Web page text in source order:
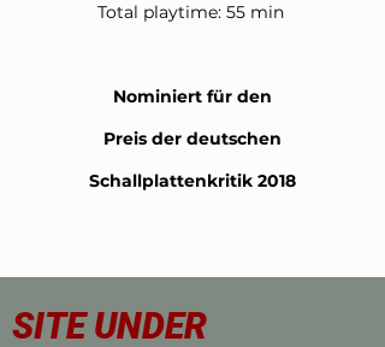
Total playtime: 55 min
Nominiert für den
Preis der deutschen
Schallplattenkritik 2018
SITE UNDER